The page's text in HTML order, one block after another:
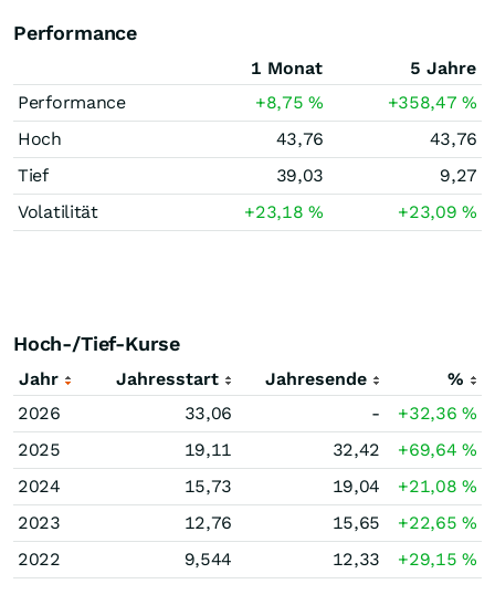
Performance
1 Monat
5 Jahre
Performance
+8,75% +358,47%
Hoch
43,76
43,76
Tief
39,03
9,27
Volatilität
+23,18% +23,09%
Hoch-/Tief-Kurse
Jahr Jahresstart Jahresende
%
2026
33,06 - +32,36%
2025
19,11 32,42 +69,64%
2024
15,73 19,04 +21,08%
2023
12,76 15,65 +22,65%
2022
9,544 12,33 +29,15%